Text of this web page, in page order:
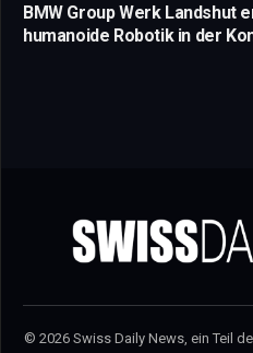
BMW Group Werk Landshut
humanoide Robotik in der
© 2026 Swiss Daily News, ein Teil